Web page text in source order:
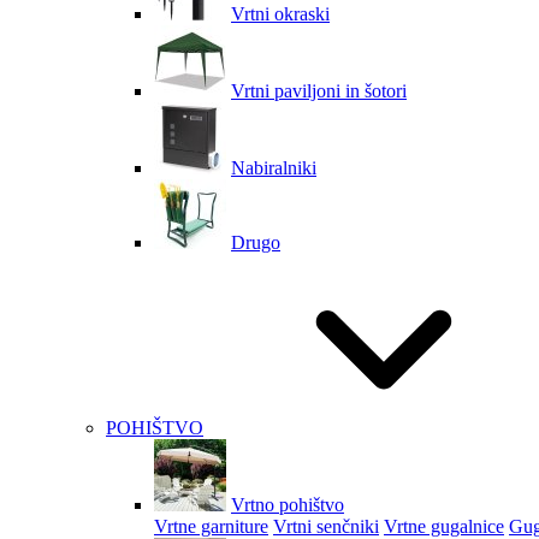
Vrtni okraski
Vrtni paviljoni in šotori
Nabiralniki
Drugo
POHIŠTVO
Vrtno pohištvo
Vrtne garniture Vrtni senčniki Vrtne gugalnice